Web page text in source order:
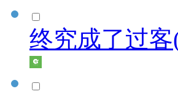
终究成了过客